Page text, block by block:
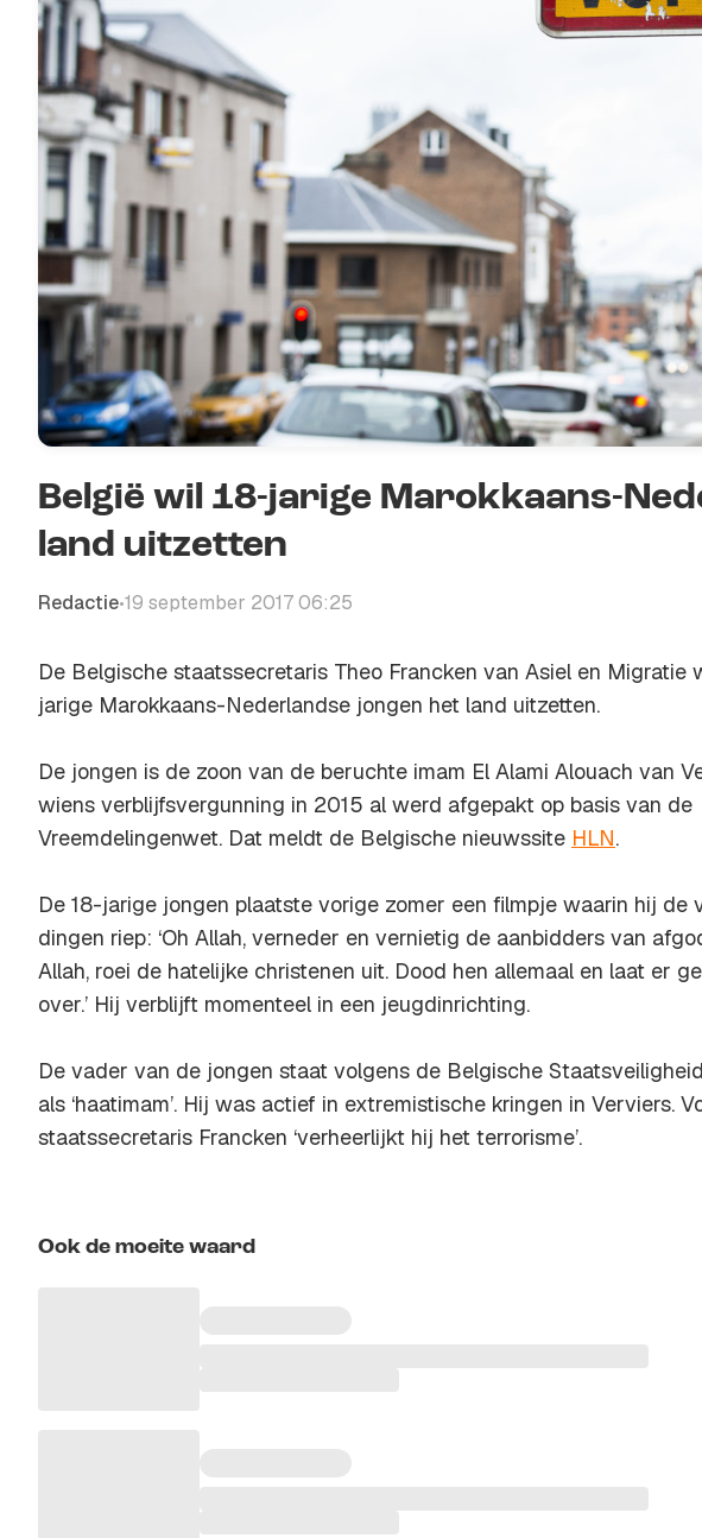
België wil 18-jarige Marokkaans-
land uitzetten
Redactie•19 september 2017 06:25
De Belgische staatssecretaris Theo Francken van Asiel en Migratie
jarige Marokkaans-Nederlandse jongen het land uitzetten.
De jongen is de zoon van de beruchte imam El Alami Alouach van
wiens verblijfsvergunning in 2015 al werd afgepakt op basis van de
Vreemdelingenwet. Dat meldt de Belgische nieuwssite HLN.
De 18-jarige jongen plaatste vorige zomer een filmpje waarin hij de
dingen riep: ‘Oh Allah, verneder en vernietig de aanbidders van
Allah, roei de hatelijke christenen uit. Dood hen allemaal en laat er
over.’ Hij verblijft momenteel in een jeugdinrichting.
De vader van de jongen staat volgens de Belgische
als ‘haatimam’. Hij was actief in extremistische kringen in Verviers.
staatssecretaris Francken ‘verheerlijkt hij het terrorisme’.
Ook de moeite waard